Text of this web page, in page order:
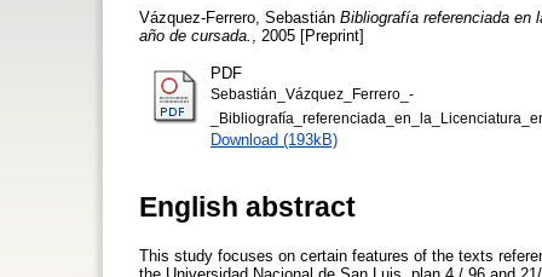
Vázquez-Ferrero, Sebastián Bibliografía referenciada en
año de cursada.
, 2005 [Preprint]
PDF
Sebastián_Vázquez_Ferrero_-
Download (193kB)
English abstract
This study focuses on certain features of the texts